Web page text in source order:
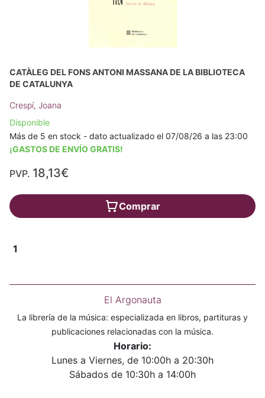
CATÀLEG DEL FONS ANTONI MASSANA DE LA BIBLIOTECA
DE CATALUNYA
Crespí, Joana
Disponible
Más de 5 en stock - dato actualizado el 07/08/26 a las 23:00
¡GASTOS DE ENVÍO GRATIS!
PVP. 18,13€
Comprar
1
El Argonauta
La librería de la música: especializada en libros, partituras y
publicaciones relacionadas con la música.
Horario:
Lunes a Viernes, de 10:00h a 20:30h
Sábados de 10:30h a 14:00h